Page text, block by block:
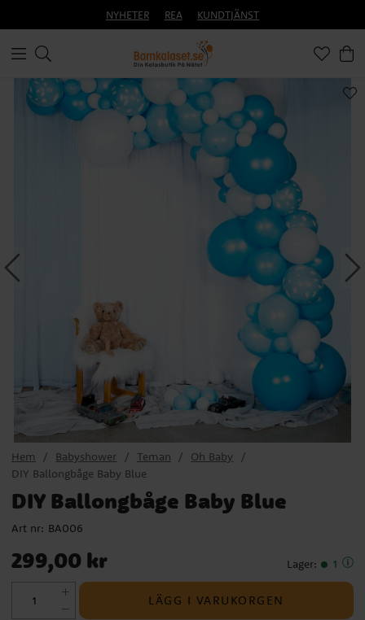
NYHETER REA KUNDTJÄNST
Hem Babyshower Teman
Oh Baby
DIY Ballongbåge Baby Blue
DIY Ballongbåge Baby Blue
Art nr: BA006
Pris:299,00 kr
299,00 kr Lager: 1
LÄGG I VARUKORGEN